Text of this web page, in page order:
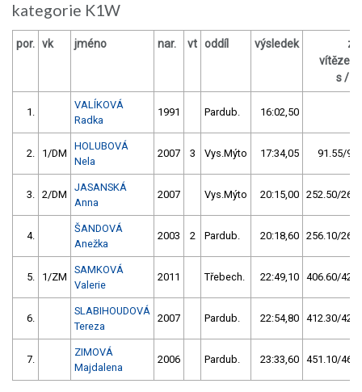
kategorie K1W
por. vk jméno nar. vt oddíl výsledek
za
vítězem
s / %
1.
VALÍKOVÁ
Radka
1991 Pardub. 16:02,50
2. 1/DM
HOLUBOVÁ
Nela
2007 3 Vys.Mýto 17:34,05 91.55/9,5
3. 2/DM
JASANSKÁ
Anna
2007 Vys.Mýto 20:15,00 252.50/26,2
4.
ŠANDOVÁ
Anežka
2003 2 Pardub. 20:18,60 256.10/26,6
5. 1/ZM
SAMKOVÁ
Valerie
2011 Třebech. 22:49,10 406.60/42,2
6.
SLABIHOUDOVÁ
Tereza
2007 Pardub. 22:54,80 412.30/42,8
7.
ZIMOVÁ
Majdalena
2006 Pardub. 23:33,60 451.10/46,9